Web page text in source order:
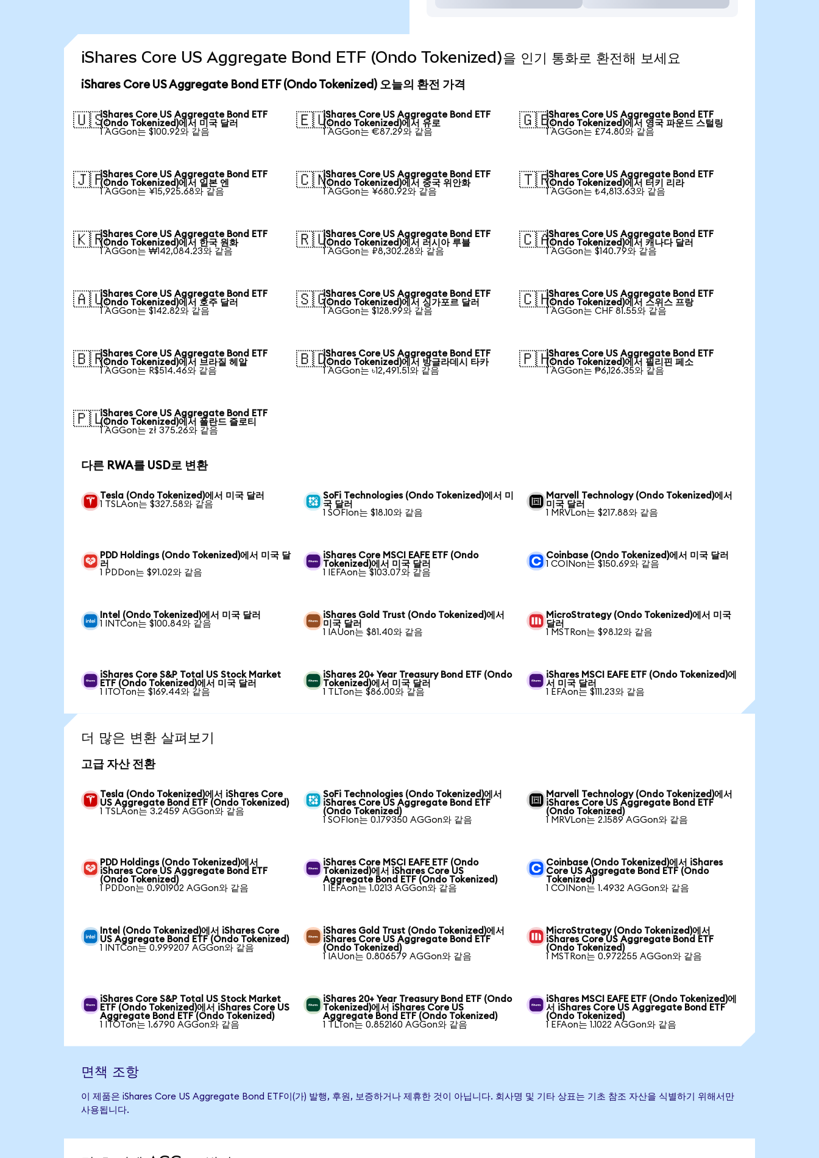
iShares Core US Aggregate Bond ETF (Ondo Tokenized)을 인기 통화로 환전해 보세요
iShares Core US Aggregate Bond ETF (Ondo Tokenized) 오늘의 환전 가격
🇺🇸iShares Core US Aggregate Bond ETF
(Ondo Tokenized)에서 미국 달러
1 AGGon는 $100.92와 같음
🇪🇺iShares Core US Aggregate Bond ETF
(Ondo Tokenized)에서 유로
1 AGGon는 €87.29와 같음
🇬🇧iShares Core US Aggregate Bond ETF
(Ondo Tokenized)에서 영국 파운드 스털링
1 AGGon는 £74.80와 같음
🇯🇵iShares Core US Aggregate Bond ETF
(Ondo Tokenized)에서 일본 엔
1 AGGon는 ¥15,925.68와 같음
🇨🇳iShares Core US Aggregate Bond ETF
(Ondo Tokenized)에서 중국 위안화
1 AGGon는 ¥680.92와 같음
🇹🇷iShares Core US Aggregate Bond ETF
(Ondo Tokenized)에서 터키 리라
1 AGGon는 ₺4,813.63와 같음
🇰🇷iShares Core US Aggregate Bond ETF
(Ondo Tokenized)에서 한국 원화
1 AGGon는 ₩142,084.23와 같음
🇷🇺iShares Core US Aggregate Bond ETF
(Ondo Tokenized)에서 러시아 루블
1 AGGon는 ₽8,302.28와 같음
🇨🇦iShares Core US Aggregate Bond ETF
(Ondo Tokenized)에서 캐나다 달러
1 AGGon는 $140.79와 같음
🇦🇺iShares Core US Aggregate Bond ETF
(Ondo Tokenized)에서 호주 달러
1 AGGon는 $142.82와 같음
🇸🇬iShares Core US Aggregate Bond ETF
(Ondo Tokenized)에서 싱가포르 달러
1 AGGon는 $128.99와 같음
🇨🇭iShares Core US Aggregate Bond ETF
(Ondo Tokenized)에서 스위스 프랑
1 AGGon는 CHF 81.55와 같음
🇧🇷iShares Core US Aggregate Bond ETF
(Ondo Tokenized)에서 브라질 헤알
1 AGGon는 R$514.46와 같음
🇧🇩iShares Core US Aggregate Bond ETF
(Ondo Tokenized)에서 방글라데시 타카
1 AGGon는 ৳12,491.51와 같음
🇵🇭iShares Core US Aggregate Bond ETF
(Ondo Tokenized)에서 필리핀 페소
1 AGGon는 ₱6,126.35와 같음
🇵🇱iShares Core US Aggregate Bond ETF
(Ondo Tokenized)에서 폴란드 즐로티
1 AGGon는 zł 375.26와 같음
다른 RWA를 USD로 변환
Tesla (Ondo Tokenized)에서 미국 달러
1 TSLAon는 $327.58와 같음
SoFi Technologies (Ondo Tokenized)에서 미
국 달러
1 SOFIon는 $18.10와 같음
Marvell Technology (Ondo Tokenized)에서
미국 달러
1 MRVLon는 $217.88와 같음
PDD Holdings (Ondo Tokenized)에서 미국 달
러
1 PDDon는 $91.02와 같음
iShares Core MSCI EAFE ETF (Ondo
Tokenized)에서 미국 달러
1 IEFAon는 $103.07와 같음
Coinbase (Ondo Tokenized)에서 미국 달러
1 COINon는 $150.69와 같음
Intel (Ondo Tokenized)에서 미국 달러
1 INTCon는 $100.84와 같음
iShares Gold Trust (Ondo Tokenized)에서
미국 달러
1 IAUon는 $81.40와 같음
MicroStrategy (Ondo Tokenized)에서 미국
달러
1 MSTRon는 $98.12와 같음
iShares Core S&P Total US Stock Market
ETF (Ondo Tokenized)에서 미국 달러
1 ITOTon는 $169.44와 같음
iShares 20+ Year Treasury Bond ETF (Ondo
Tokenized)에서 미국 달러
1 TLTon는 $86.00와 같음
iShares MSCI EAFE ETF (Ondo Tokenized)에
서 미국 달러
1 EFAon는 $111.23와 같음
더 많은 변환 살펴보기
고급 자산 전환
Tesla (Ondo Tokenized)에서 iShares Core
US Aggregate Bond ETF (Ondo Tokenized)
1 TSLAon는 3.2459 AGGon와 같음
SoFi Technologies (Ondo Tokenized)에서
iShares Core US Aggregate Bond ETF
(Ondo Tokenized)
1 SOFIon는 0.179350 AGGon와 같음
Marvell Technology (Ondo Tokenized)에서
iShares Core US Aggregate Bond ETF
(Ondo Tokenized)
1 MRVLon는 2.1589 AGGon와 같음
PDD Holdings (Ondo Tokenized)에서
iShares Core US Aggregate Bond ETF
(Ondo Tokenized)
1 PDDon는 0.901902 AGGon와 같음
iShares Core MSCI EAFE ETF (Ondo
Tokenized)에서 iShares Core US
Aggregate Bond ETF (Ondo Tokenized)
1 IEFAon는 1.0213 AGGon와 같음
Coinbase (Ondo Tokenized)에서 iShares
Core US Aggregate Bond ETF (Ondo
Tokenized)
1 COINon는 1.4932 AGGon와 같음
Intel (Ondo Tokenized)에서 iShares Core
US Aggregate Bond ETF (Ondo Tokenized)
1 INTCon는 0.999207 AGGon와 같음
iShares Gold Trust (Ondo Tokenized)에서
iShares Core US Aggregate Bond ETF
(Ondo Tokenized)
1 IAUon는 0.806579 AGGon와 같음
MicroStrategy (Ondo Tokenized)에서
iShares Core US Aggregate Bond ETF
(Ondo Tokenized)
1 MSTRon는 0.972255 AGGon와 같음
iShares Core S&P Total US Stock Market
ETF (Ondo Tokenized)에서 iShares Core US
Aggregate Bond ETF (Ondo Tokenized)
1 ITOTon는 1.6790 AGGon와 같음
iShares 20+ Year Treasury Bond ETF (Ondo
Tokenized)에서 iShares Core US
Aggregate Bond ETF (Ondo Tokenized)
1 TLTon는 0.852160 AGGon와 같음
iShares MSCI EAFE ETF (Ondo Tokenized)에
서 iShares Core US Aggregate Bond ETF
(Ondo Tokenized)
1 EFAon는 1.1022 AGGon와 같음
면책 조항
이 제품은 iShares Core US Aggregate Bond ETF이(가) 발행, 후원, 보증하거나 제휴한 것이 아닙니다. 회사명 및 기타 상표는 기초 참조 자산을 식별하기 위해서만
사용됩니다.